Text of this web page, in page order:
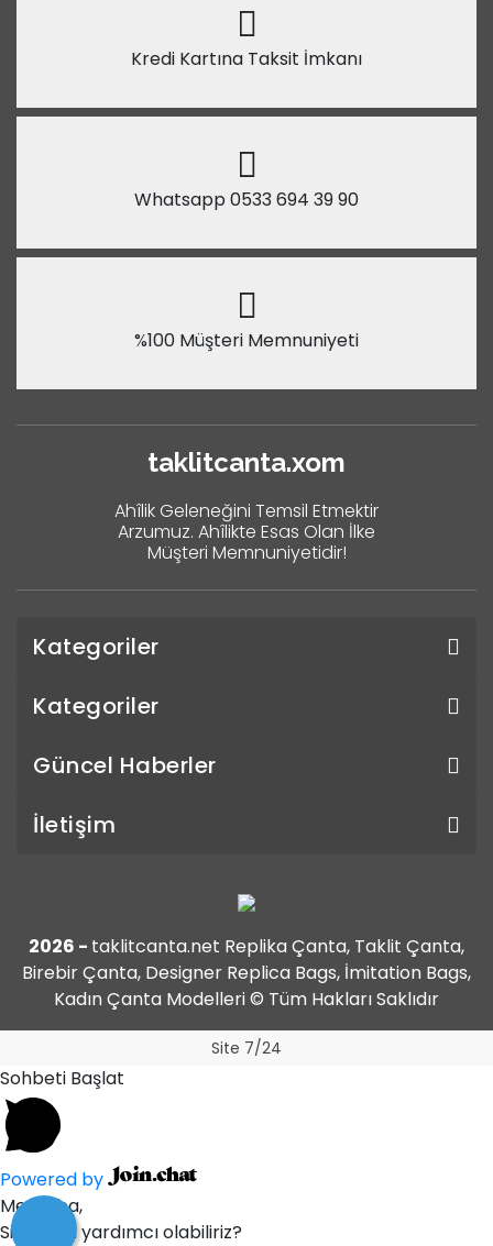
Kredi Kartına Taksit İmkanı
Whatsapp 0533 694 39 90
%100 Müşteri Memnuniyeti
taklitcanta.xom
Ahîlik Geleneğini Temsil Etmektir
Arzumuz. Ahîlikte Esas Olan İlke
Müşteri Memnuniyetidir!
Kategoriler
Kategoriler
Güncel Haberler
İletişim
2026 - taklitcanta.net Replika Çanta, Taklit Çanta,
Birebir Çanta, Designer Replica Bags, İmitation Bags,
Kadın Çanta Modelleri © Tüm Hakları Saklıdır
Site 7/24
Sohbeti Başlat
Powered by
Merhaba,
Size nasıl yardımcı olabiliriz?